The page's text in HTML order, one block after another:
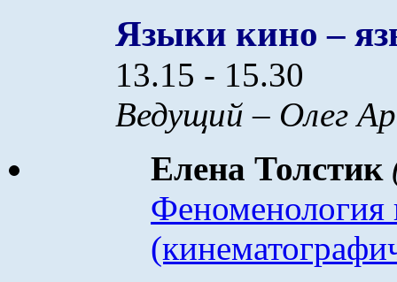
Языки кино –
13.15 - 15.30
Ведущий – Олег
Елена Толстик
Феноменология